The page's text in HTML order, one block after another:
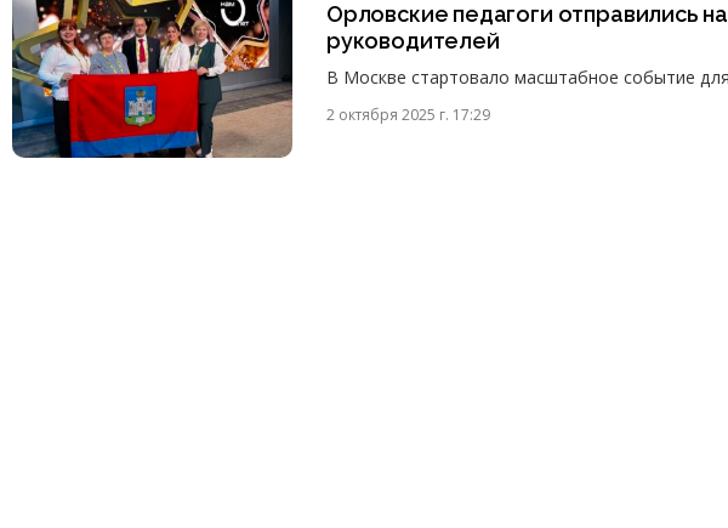
Орловские педагоги отправились
руководителей
В Москве стартовало масштабное событие
2 октября 2025 г. 17:29